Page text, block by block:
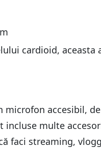
cardioid, aceasta
microfon accesibil,
multe
faci streaming,